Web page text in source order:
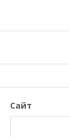
Сайт